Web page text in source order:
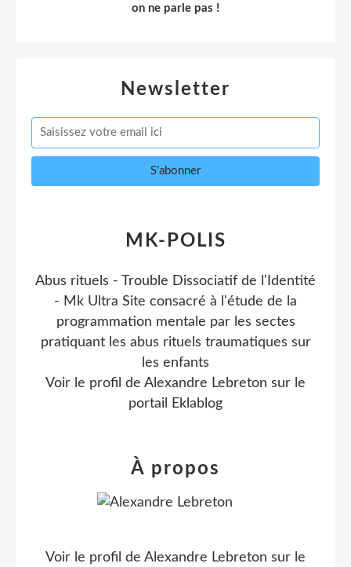
on ne parle pas !
Newsletter
MK-POLIS
Abus rituels - Trouble Dissociatif de l'Identité
- Mk Ultra Site consacré à l'étude de la
programmation mentale par les sectes
pratiquant les abus rituels traumatiques sur
les enfants
Voir le profil de Alexandre Lebreton sur le
portail Eklablog
À propos
Voir le profil de Alexandre Lebreton sur le